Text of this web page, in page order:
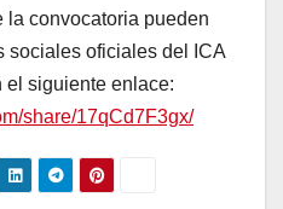
la convocatoria pueden
sociales oficiales del ICA
el siguiente enlace:
share/17qCd7F3gx/